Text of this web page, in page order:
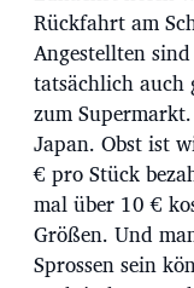
Rückfahrt am
Angestellten
tatsächlich auch
zum
Japan. Obst ist
€ pro Stück
mal über 10 €
Größen. Und
Sprossen sein